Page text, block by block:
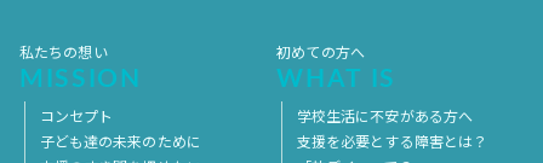
私たちの想い
MISSION
コンセプト
子ども達の未来のために
初めての方へ
WHAT IS
学校生活に不安がある方へ
支援を必要とする障害とは？